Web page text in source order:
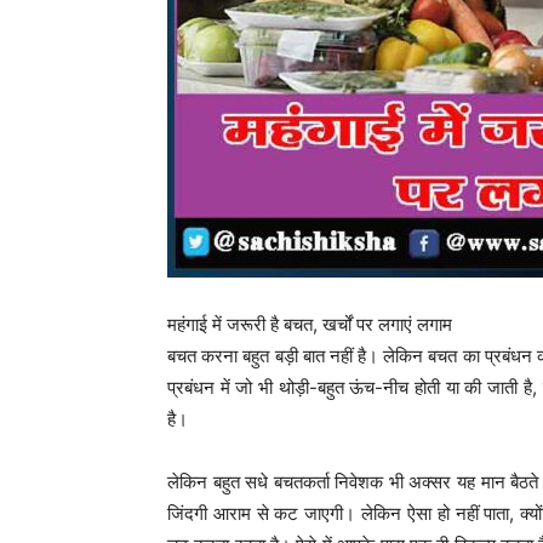
महंगाई में जरूरी है बचत, खर्चों पर लगाएं लगाम
बचत करना बहुत बड़ी बात नहीं है। लेकिन बचत का
प्रबंधन में जो भी थोड़ी-बहुत ऊंच-नीच होती या की जाती
है।
लेकिन बहुत सधे बचतकर्ता निवेशक भी अक्सर यह मान बैठते
जिंदगी आराम से कट जाएगी। लेकिन ऐसा हो नहीं पाता,